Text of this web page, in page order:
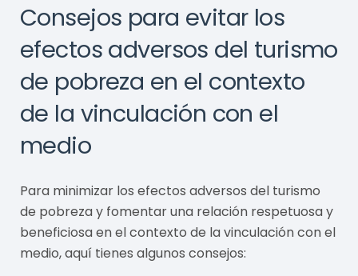
Consejos para evitar los
efectos adversos del turismo
de pobreza en el contexto
de la vinculación con el
medio
Para minimizar los efectos adversos del turismo
de pobreza y fomentar una relación respetuosa y
beneficiosa en el contexto de la vinculación con el
medio, aquí tienes algunos consejos: